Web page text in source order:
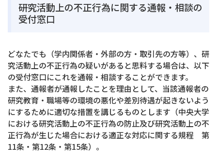
研究活動上の不正行為に関する通報・相談の
受付窓口
どなたでも（学内関係者・外部の方・取引先の方等）、研
究活動上の不正行為の疑いがあると思料する場合は、以下
の受付窓口にこれを通報・相談することができます。
また、通報者が通報したことを理由として、当該通報者の
研究教育・職場等の環境の悪化や差別待遇が起きないよう
にするために適切な措置を講じるものとします（中央大学
における研究活動上の不正行為の防止及び研究活動上の不
正行為が生じた場合における適正な対応に関する規程 第
11条・第12条・第15条）。